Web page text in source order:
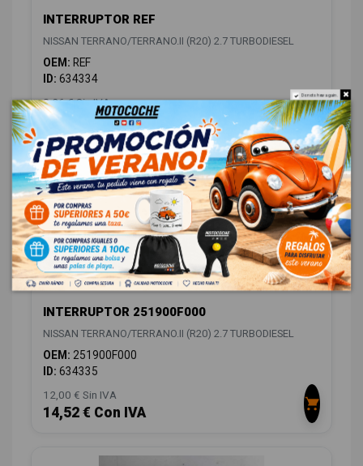
INTERRUPTOR REF
NISSAN TERRANO/TERRANO.II (R20) 2.7 TURBODIESEL
OEM: REF
ID: 634334
8,26 € Sin IVA
9,99 € Con IVA
INTERRUPTOR 251900F000
NISSAN TERRANO/TERRANO.II (R20) 2.7 TURBODIESEL
OEM: 251900F000
ID: 634335
12,00 € Sin IVA
14,52 € Con IVA
Do not show again.